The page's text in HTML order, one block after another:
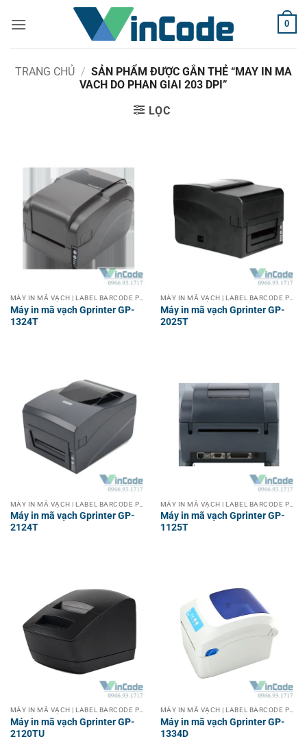
qua
0
TRANG CHỦ / SẢN PHẨM ĐƯỢC GẮN THẺ “MAY IN MA
VACH DO PHAN GIAI 203 DPI”
LỌC
Máy in mã vạch Gprinter GP-
1324T
Máy in mã vạch Gprinter GP-
2025T
Máy in mã vạch Gprinter GP-
2124T
Máy in mã vạch Gprinter GP-
1125T
MÁY IN MÃ VẠCH | LABEL BARCODE PRINTER
Máy in mã vạch Gprinter GP-
2120TU
MÁY IN MÃ VẠCH | LABEL BARCODE PRINTER
Máy in mã vạch Gprinter GP-
1334D